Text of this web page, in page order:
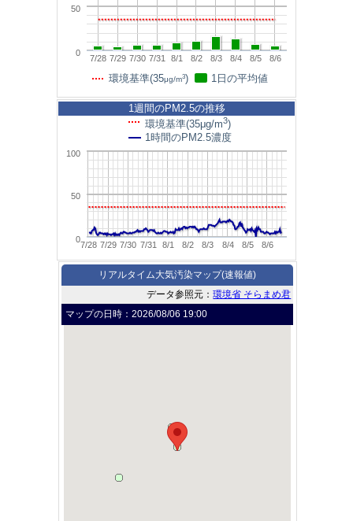
7/28 7/29 7/30 7/31 8/1 8/2 8/3 8/4 8/5 8/6
0
50
環境基準(35μg/m3) 1日の平均値
7/28 7/29 7/30 7/31 8/1 8/2 8/3 8/4 8/5 8/6
0
50
100
1週間のPM2.5の推移
環境基準(35μg/m3)
1時間のPM2.5濃度
リアルタイム大気汚染マップ(速報値)
データ参照元：環境省 そらまめ君
マップの日時：2026/08/06 19:00